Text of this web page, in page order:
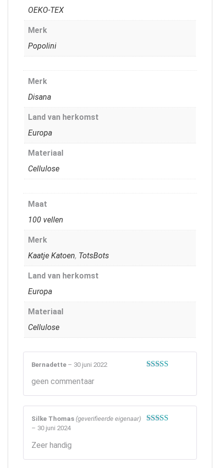
OEKO-TEX
Merk
Popolini
Merk
Disana
Land van herkomst
Europa
Materiaal
Cellulose
Maat
100 vellen
Merk
Kaatje Katoen, TotsBots
Land van herkomst
Europa
Materiaal
Cellulose
Bernadette – 30 juni 2022
geen commentaar
Silke Thomas (geverifieerde eigenaar)
– 30 juni 2024
Zeer handig